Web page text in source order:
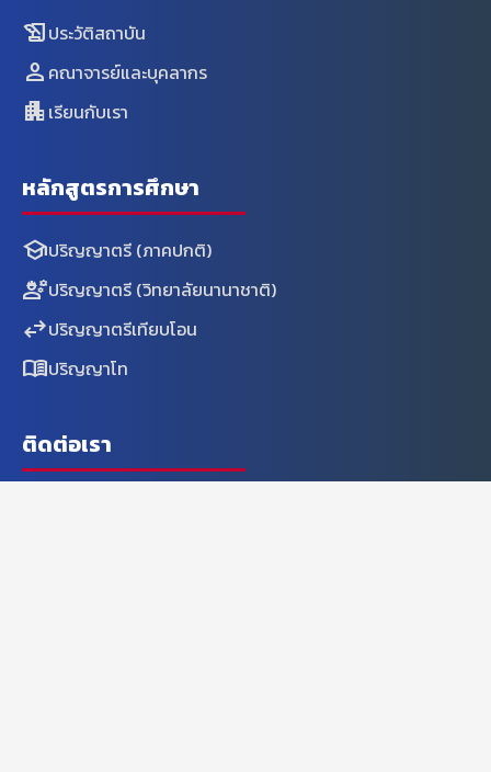
history_eduประวัติสถาบัน
person คณาจารย์และบุคลากร
apartmentเรียนกับเรา
หลักสูตรการศึกษา
schoolปริญญาตรี (ภาคปกติ)
engineeringปริญญาตรี (วิทยาลัยนานาชาติ)
swap_horizปริญญาตรีเทียบโอน
menu_bookปริญญาโท
ติดต่อเรา